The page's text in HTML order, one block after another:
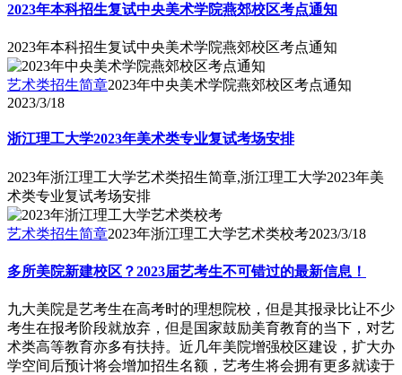
2023年本科招生复试中央美术学院燕郊校区考点通知
2023年本科招生复试中央美术学院燕郊校区考点通知
艺术类招生简章2023年中央美术学院燕郊校区考点通知
2023/3/18
浙江理工大学2023年美术类专业复试考场安排
2023年浙江理工大学艺术类招生简章,浙江理工大学2023年美
术类专业复试考场安排
艺术类招生简章2023年浙江理工大学艺术类校考2023/3/18
多所美院新建校区？2023届艺考生不可错过的最新信息！
九大美院是艺考生在高考时的理想院校，但是其报录比让不少
考生在报考阶段就放弃，但是国家鼓励美育教育的当下，对艺
术类高等教育亦多有扶持。近几年美院增强校区建设，扩大办
学空间后预计将会增加招生名额，艺考生将会拥有更多就读于